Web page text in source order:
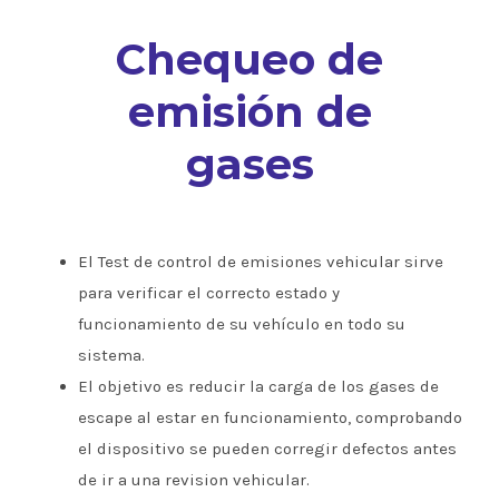
Chequeo de
emisión de
gases
El Test de control de emisiones vehicular sirve
para verificar el correcto estado y
funcionamiento de su vehículo en todo su
sistema.
El objetivo es reducir la carga de los gases de
escape al estar en funcionamiento, comprobando
el dispositivo se pueden corregir defectos antes
de ir a una revision vehicular.